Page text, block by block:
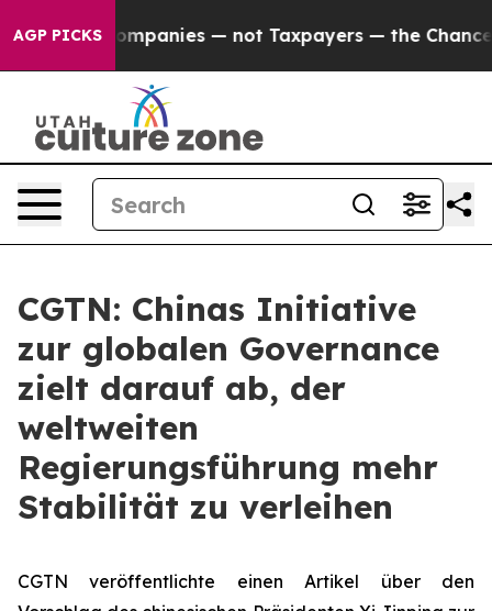
AGP PICKS
Companies — not Taxpayers — the Chance to
CGTN: Chinas Initiative
zur globalen Governance
zielt darauf ab, der
weltweiten
Regierungsführung mehr
Stabilität zu verleihen
CGTN veröffentlichte einen Artikel über den